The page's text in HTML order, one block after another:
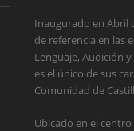
Inaugurado en Abril
de referencia en las
Lenguaje, Audición
es el único de sus
Comunidad de
Ubicado en el